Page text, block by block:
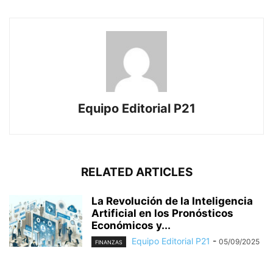
Equipo Editorial P21
RELATED ARTICLES
La Revolución de la Inteligencia
Artificial en los Pronósticos
Económicos y...
FINANZAS Equipo Editorial P21 - 05/09/2025